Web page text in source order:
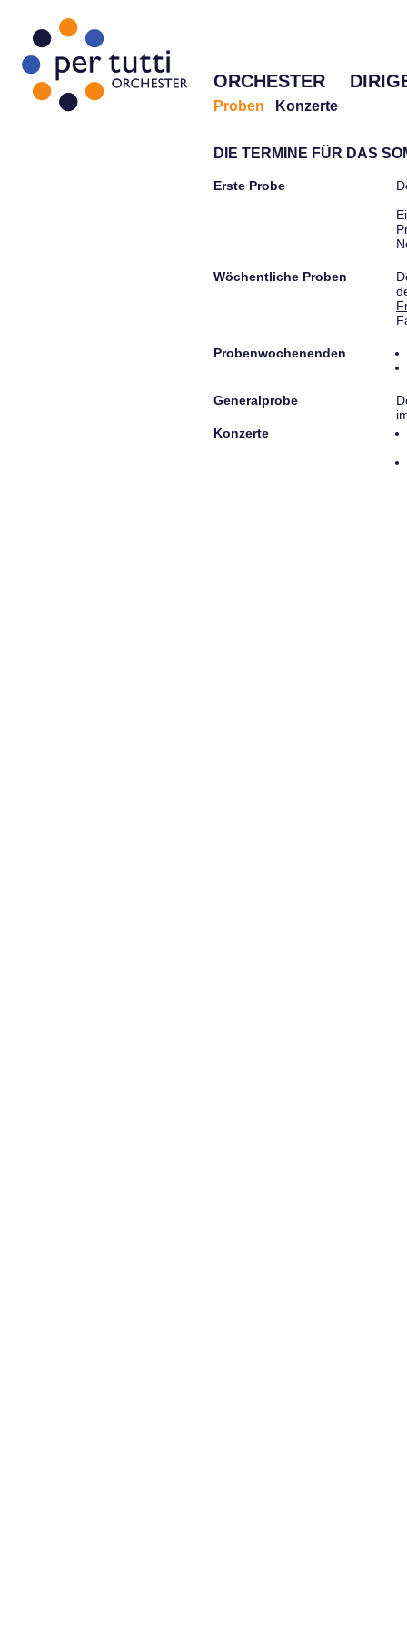
ORCHESTER
Proben Konzerte
DIE TERMINE FÜR DAS
Erste Probe
Wöchentliche Proben
Probenwochenenden
Generalprobe
Konzerte